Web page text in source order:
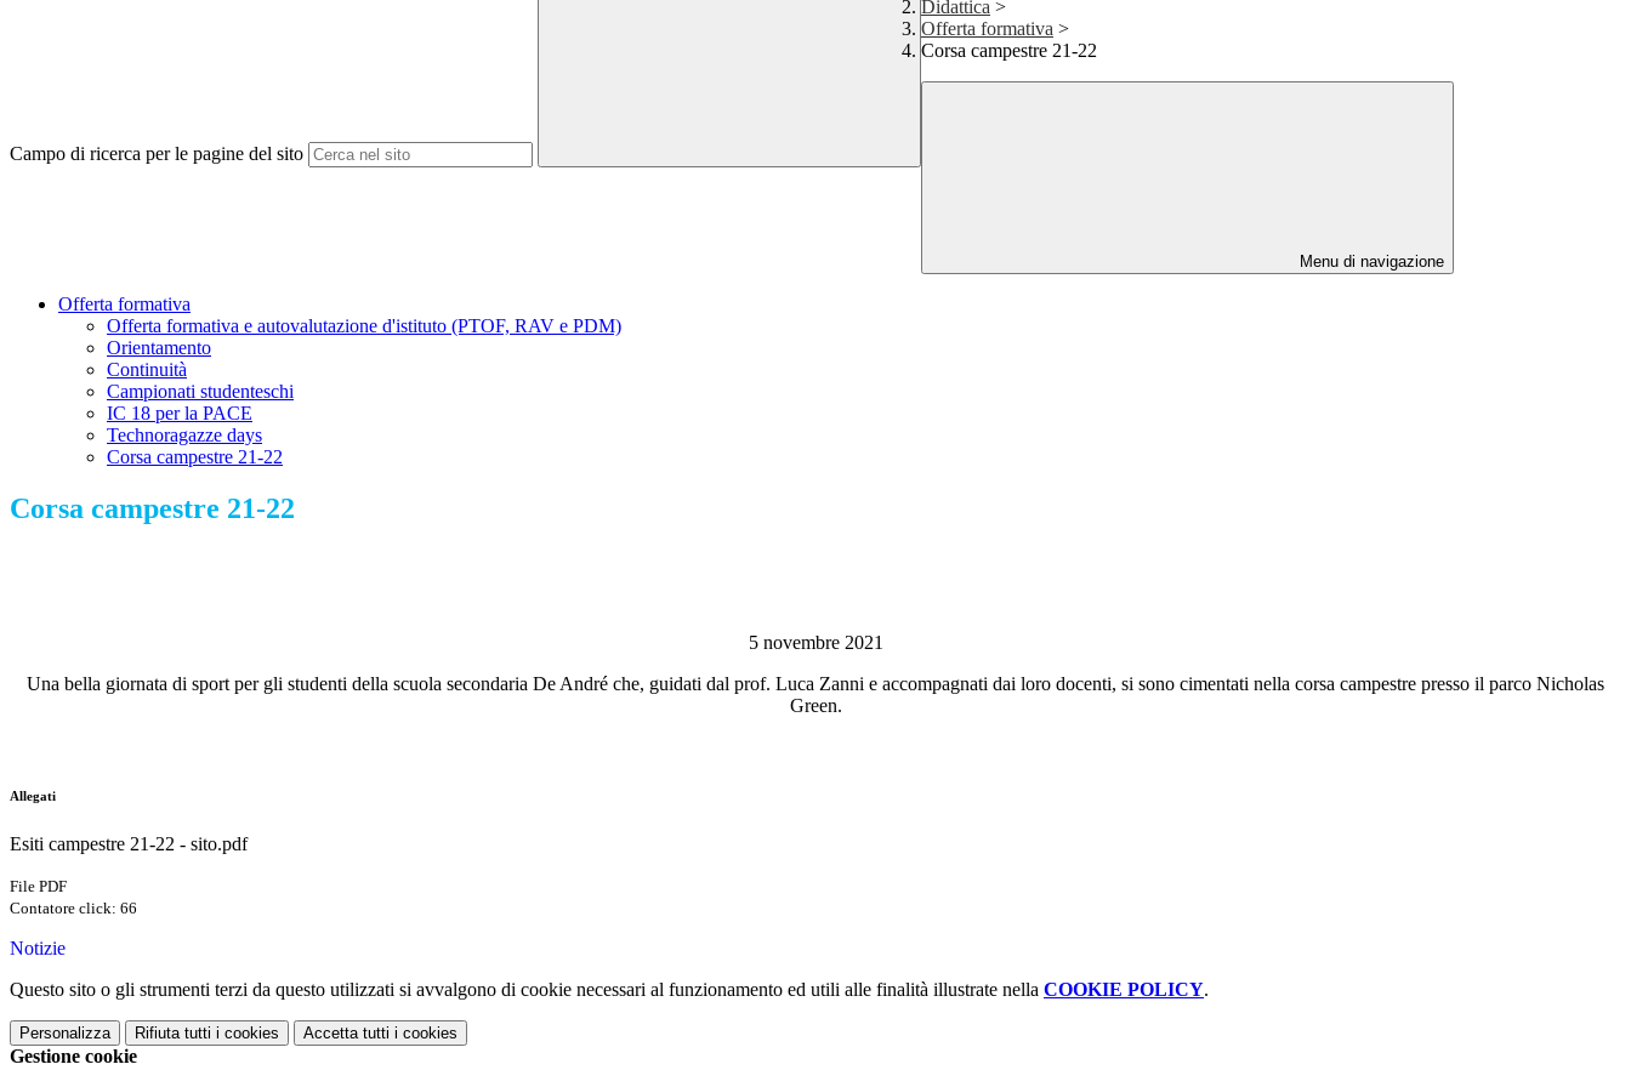
Campo di ricerca per le pagine del sito
Didattica >
Offerta formativa >
Corsa campestre 21-22
Menu di navigazione
Offerta formativa
Offerta formativa e autovalutazione d'istituto (PTOF, RAV e PDM)
Orientamento
Continuità
Campionati studenteschi
IC 18 per la PACE
Technoragazze days
Corsa campestre 21-22
Corsa campestre 21-22
5 novembre 2021
Una bella giornata di sport per gli studenti della scuola secondaria De André che, guidati dal prof. Luca Zanni e accompagnati dai loro docenti, si sono cimentati nella corsa campestre presso il parco Nicholas
Green.
Allegati
Esiti campestre 21-22 - sito.pdf
File PDF
Contatore click: 66
Notizie
Questo sito o gli strumenti terzi da questo utilizzati si avvalgono di cookie necessari al funzionamento ed utili alle finalità illustrate nella COOKIE POLICY.
Personalizza Rifiuta tutti i cookies Accetta tutti i cookies
Gestione cookie